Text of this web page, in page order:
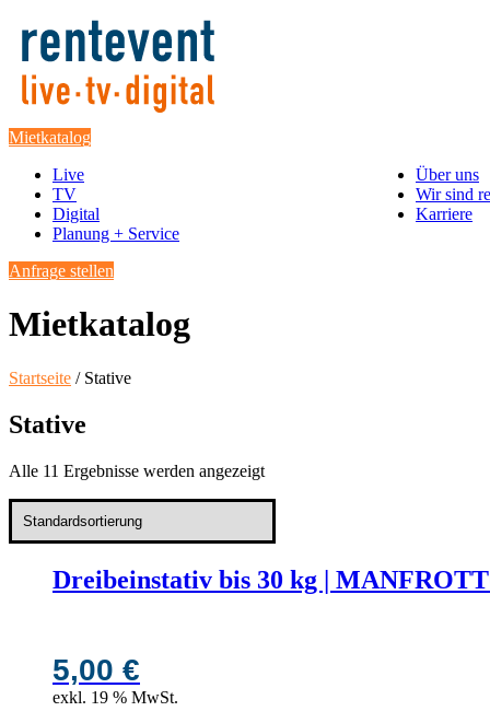
Mietkatalog
Live
TV
Digital
Planung + Service
Über uns
Wir sind
Karriere
Anfrage stellen
Mietkatalog
Startseite / Stative
Stative
Alle 11 Ergebnisse werden angezeigt
Dreibeinstativ bis 30 kg |
5,00 €
exkl. 19 % MwSt.